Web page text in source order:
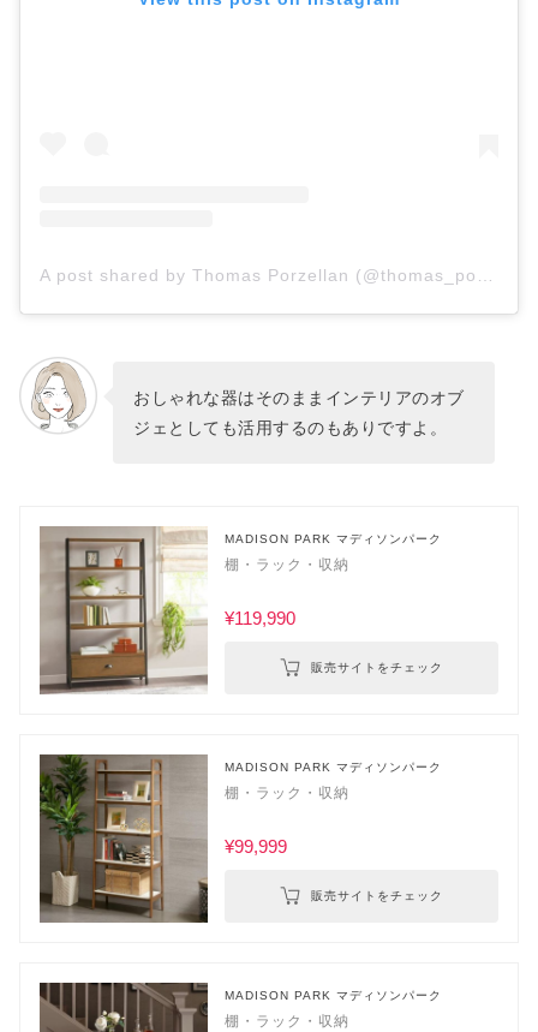
おしゃれな器はそのままインテリアのオブ
ジェとしても活用するのもありですよ。
MADISON PARK マディソンパーク
棚・ラック・収納
¥119,990
販売サイトをチェック
MADISON PARK マディソンパーク
棚・ラック・収納
¥99,999
販売サイトをチェック
MADISON PARK マディソンパーク
棚・ラック・収納